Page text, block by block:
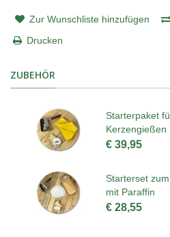
Zur Wunschliste hinzufügen
Drucken
ZUBEHÖR
Starterpaket
Kerzengießen
€ 39,95
Starterset
mit Paraffin
€ 28,55